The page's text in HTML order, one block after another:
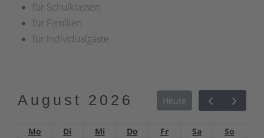
für Schulklassen
für Familien
für Individualgäste
August 2026 Heute
Mo Di Mi Do Fr Sa
So